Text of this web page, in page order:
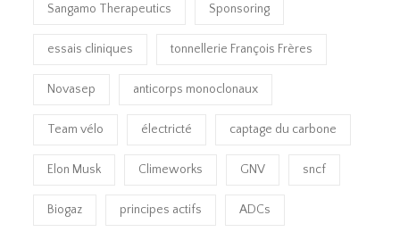
Sangamo Therapeutics Sponsoring
essais cliniques tonnellerie François Frères
Novasep anticorps monoclonaux
Team vélo électricté captage du carbone
Elon Musk Climeworks GNV sncf
Biogaz principes actifs ADCs